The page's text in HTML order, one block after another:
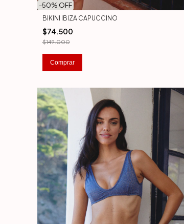
-50% OFF
BIKINI IBIZA CAPUCCINO
$74.500
$149.000
Comprar